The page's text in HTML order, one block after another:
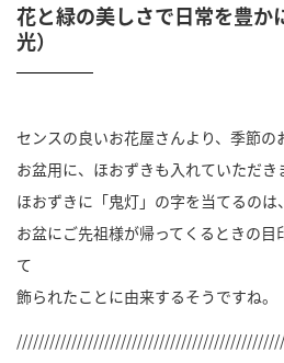
花と緑の美しさで日常を豊か
光）
センスの良いお花屋さんより、季節の
お盆用に、ほおずきも入れていただき
ほおずきに「鬼灯」の字を当てるのは、
お盆にご先祖様が帰ってくるときの
て
飾られたことに由来するそうですね。